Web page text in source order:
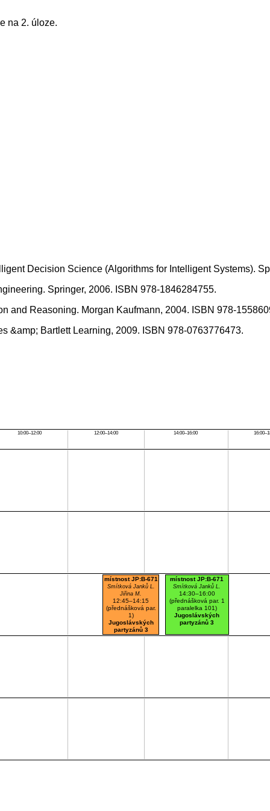
na 2. úloze.
Decision Science (Algorithms for Intelligent Systems).
Springer, 2006. ISBN 978-1846284755.
and Reasoning. Morgan Kaufmann, 2004. ISBN 978-
&amp; Bartlett Learning, 2009. ISBN 978-0763776473.
10:00–12:00 12:00–14:00 14:00–16:00
místnost JP:B-671
Smítková Janků L.
Jiřina M.
12:45–14:15
(přednášková par.
1)
Jugoslávských
partyzánů 3
místnost JP:B-671
Smítková Janků L.
14:30–16:00
(přednášková par. 1
paralelka 101)
Jugoslávských
partyzánů 3